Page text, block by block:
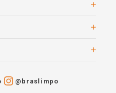
@braslimpo